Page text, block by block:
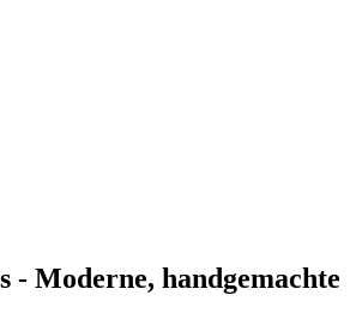
- Moderne, handgemachte